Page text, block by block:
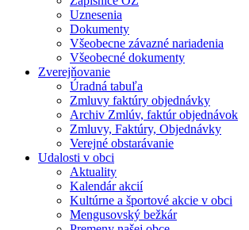
Uznesenia
Dokumenty
Všeobecne závazné nariadenia
Všeobecné dokumenty
Zverejňovanie
Úradná tabuľa
Zmluvy faktúry objednávky
Archiv Zmlúv, faktúr objednávok
Zmluvy, Faktúry, Objednávky
Verejné obstarávanie
Udalosti v obci
Aktuality
Kalendár akcií
Kultúrne a športové akcie v obci
Mengusovský bežkár